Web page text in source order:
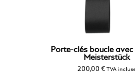
Porte-clés boucle
Meisterstück
200,00 € TVA